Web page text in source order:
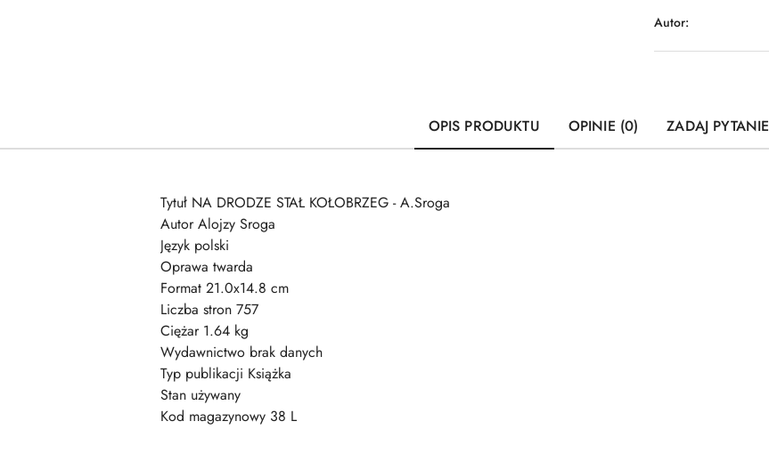
Autor:
OPIS PRODUKTU OPINIE (0) ZADAJ PYTANIE
Tytuł NA DRODZE STAŁ KOŁOBRZEG - A.Sroga
Autor Alojzy Sroga
Język polski
Oprawa twarda
Format 21.0x14.8 cm
Liczba stron 757
Ciężar 1.64 kg
Wydawnictwo brak danych
Typ publikacji Książka
Stan używany
Kod magazynowy 38 L